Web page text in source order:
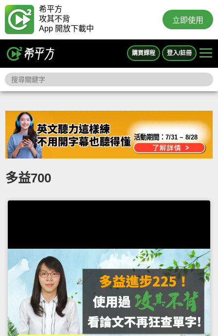
希平方
攻其不背
App 開放下載中
立即使用
購買課程 登入/註冊
活動期間：7/31 ~ 8/28
多益700